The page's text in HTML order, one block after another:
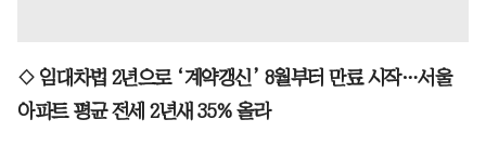
◇ 임대차법 2년으로 ‘계약갱신’ 8월부터 만료 시작…서울
아파트 평균 전세 2년새 35% 올라